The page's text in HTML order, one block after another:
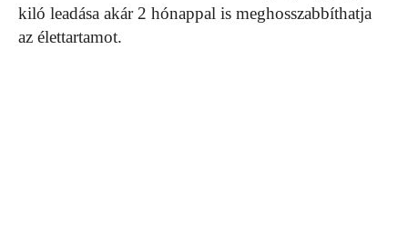
kiló leadása akár 2 hónappal is meghosszabbíthatja
az élettartamot.